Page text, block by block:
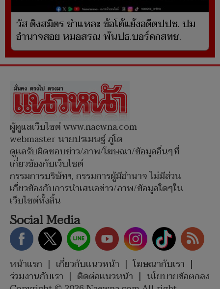
วัส ติงสมิตร ชำแหละ ข้อโต้แย้งอดีตปปช. ปม
อำนาจสอย หมอสรณ พ้นปธ.บอร์ดกสทช.
ผู้ดูแลเว็บไซต์ www.naewna.com
webmaster นายปรเมษฐ์ ภู่โต
ดูแลรับผิดชอบข่าว/ภาพ/โฆษณา/ข้อมูลอื่นๆที่
เกี่ยวข้องกับเว็บไซต์
กรรมการบริษัทฯ, กรรมการผู้มีอำนาจ ไม่มีส่วน
เกี่ยวข้องกับการนำเสนอข่าว/ภาพ/ข้อมูลใดๆใน
เว็บไซต์ทั้งสิ้น
Social Media
หน้าแรก | เกี่ยวกับแนวหน้า | โฆษณากับเรา |
ร่วมงานกับเรา | ติดต่อแนวหน้า | นโยบายข้อตกลง